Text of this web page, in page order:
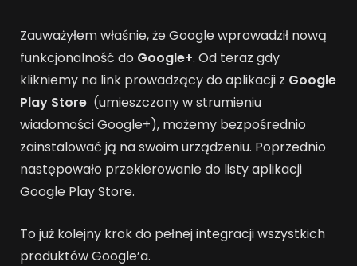
Zauważyłem właśnie, że Google wprowadził nową
funkcjonalność do Google+. Od teraz gdy
klikniemy na link prowadzący do aplikacji z Google
Play Store (umieszczony w strumieniu
wiadomości Google+), możemy bezpośrednio
zainstalować ją na swoim urządzeniu. Poprzednio
następowało przekierowanie do listy aplikacji
Google Play Store.
To już kolejny krok do pełnej integracji wszystkich
produktów Google’a.